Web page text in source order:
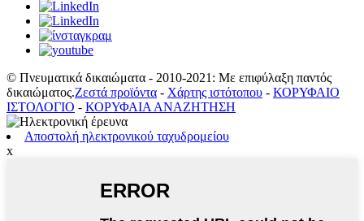
© Πνευματικά δικαιώματα - 2010-2021: Με επιφύλαξη παντός
δικαιώματος.Ζεστά προϊόντα - Χάρτης ιστότοπου - ΚΟΡΥΦΑΙΟ
ΙΣΤΟΛΟΓΙΟ - ΚΟΡΥΦΑΙΑ ΑΝΑΖΗΤΗΣΗ
Αποστολή ηλεκτρονικού ταχυδρομείου
x